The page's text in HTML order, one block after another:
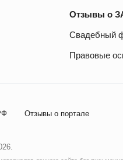
Отзывы о
Свадебный
Правовые
Отзывы о портале